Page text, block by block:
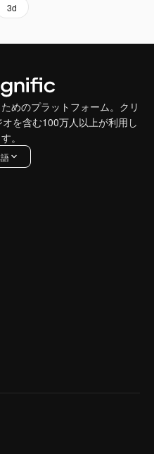
3d
めのプラットフォーム。クリ
を含む100万人以上が利用し
。